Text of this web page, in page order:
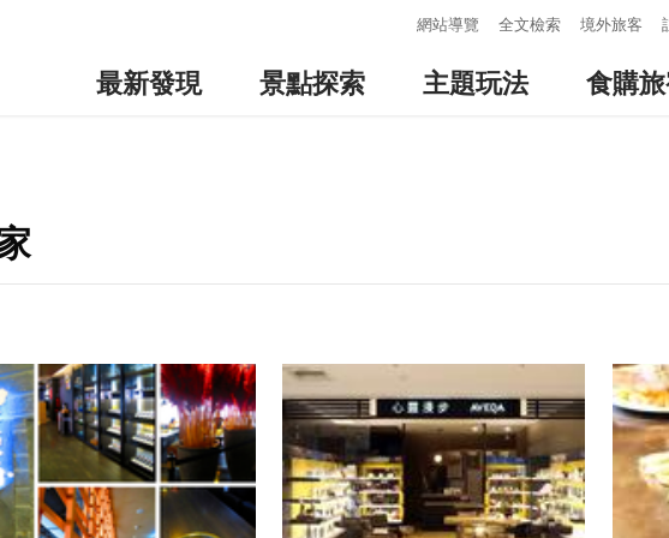
網站導覽 全文檢索 境外旅客
最新發現 景點探索 主題玩法 食購